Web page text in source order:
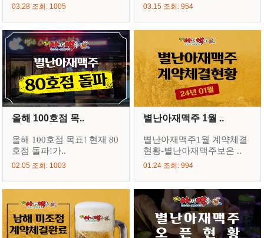
03.28 조회: 1005 03.15 조회: 954
올해 100호점 목..
올해 100호점 목표! 현재 80
호점 돌파!가..
02.05 조회: 1003
별난아재맥주 1월 ..
별난아재맥주1월 계약체결
현황-별난아재맥주보은 ..
01.24 조회: 994